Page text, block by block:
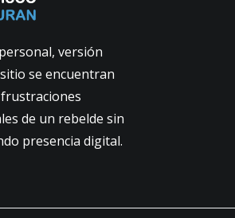
versión
sitio se encuentran
de un rebelde sin
presencia digital.